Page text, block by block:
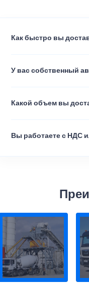
Как быстро вы
У вас собственный
Какой объем вы
Вы работаете с НДС